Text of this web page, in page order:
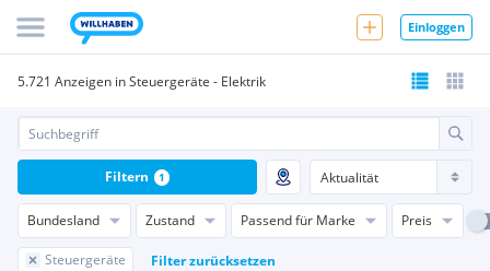
Einloggen
5.721 Anzeigen in Steuergeräte - Elektrik
Bundesland Zustand Passend für Marke Preis
Steuergeräte Filter zurücksetzen
Filtern 1